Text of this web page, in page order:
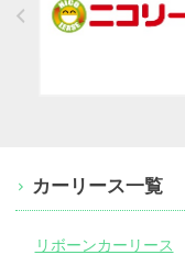
カーリース一覧
リボーンカーリース